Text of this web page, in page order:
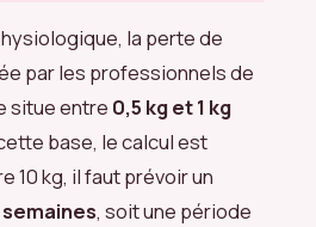
la perte de
par les professionnels de
situe entre 0,5 kg et 1 kg
base, le calcul est
10 kg, il faut prévoir un
semaines, soit une période